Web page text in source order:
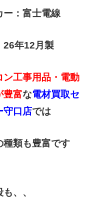
ー：富士電線
26年12月製
ン工事用品・電動
豊富な電材買取セ
守口店では
種類も豊富です
、、